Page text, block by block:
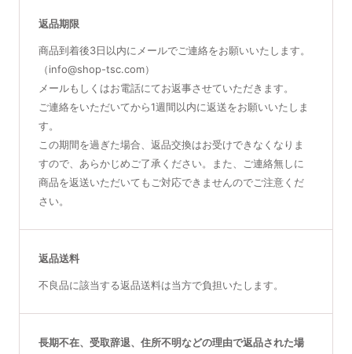
返品期限
商品到着後3日以内にメールでご連絡をお願いいたします。
（info@shop-tsc.com）
メールもしくはお電話にてお返事させていただきます。
ご連絡をいただいてから1週間以内に返送をお願いいたしま
す。
この期間を過ぎた場合、返品交換はお受けできなくなりま
すので、あらかじめご了承ください。また、ご連絡無しに
商品を返送いただいてもご対応できませんのでご注意くだ
さい。
返品送料
不良品に該当する返品送料は当方で負担いたします。
長期不在、受取辞退、住所不明などの理由で返品された場